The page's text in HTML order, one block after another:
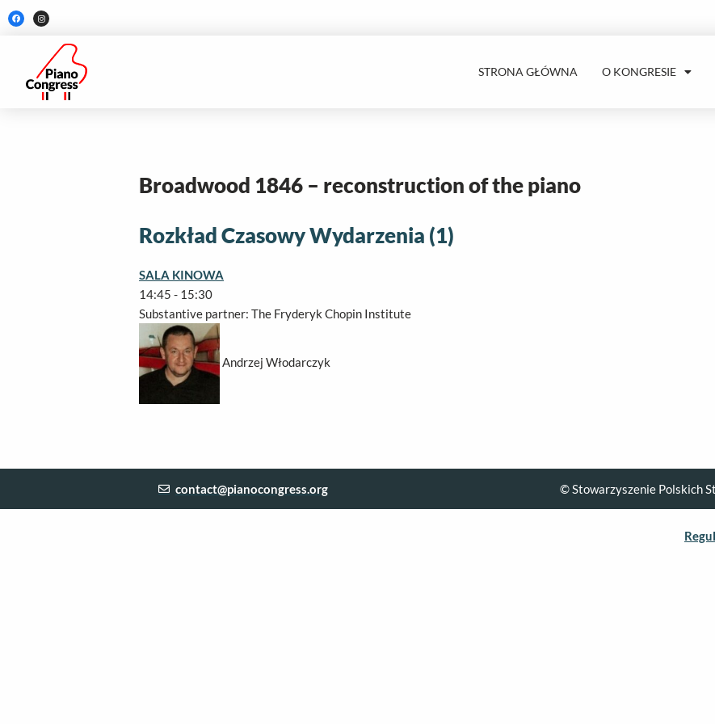
Skip
to
F
a
c
I
n
s
a
m
STRONA GŁÓWNA O KONGRESIE
Broadwood 1846 – reconstruction of the piano
Rozkład Czasowy Wydarzenia (1)
SALA KINOWA
14:45 - 15:30
Substantive partner: The Fryderyk Chopin Institute
Andrzej Włodarczyk
contact@pianocongress.org © Stowarzyszenie Polskich